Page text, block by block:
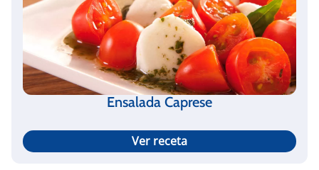
Ensalada Caprese
Ver receta